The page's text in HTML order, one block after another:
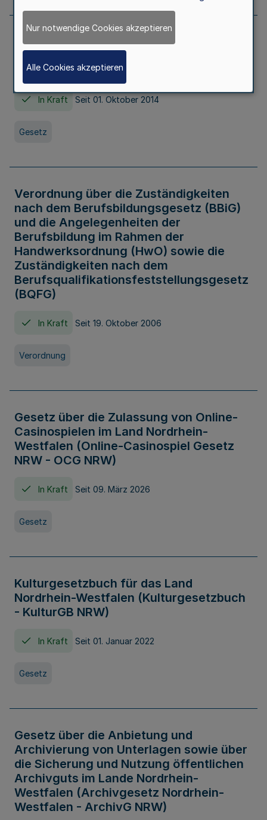
Gesetz über die Hochschulen des Landes
Nordrhein-Westfalen (Hochschulgesetz -
HG)
In Kraft Seit 01. Oktober 2014
Gesetz
Verordnung über die Zuständigkeiten
nach dem Berufsbildungsgesetz (BBiG)
und die Angelegenheiten der
Berufsbildung im Rahmen der
Handwerksordnung (HwO) sowie die
Zuständigkeiten nach dem
Berufsqualifikationsfeststellungsgesetz
(BQFG)
In Kraft Seit 19. Oktober 2006
Verordnung
Gesetz über die Zulassung von Online-
Casinospielen im Land Nordrhein-
Westfalen (Online-Casinospiel Gesetz
NRW - OCG NRW)
In Kraft Seit 09. März 2026
Gesetz
Kulturgesetzbuch für das Land
Nordrhein-Westfalen (Kulturgesetzbuch
- KulturGB NRW)
In Kraft Seit 01. Januar 2022
Gesetz
Gesetz über die Anbietung und
Archivierung von Unterlagen sowie über
die Sicherung und Nutzung öffentlichen
Archivguts im Lande Nordrhein-
Westfalen (Archivgesetz Nordrhein-
Westfalen - ArchivG NRW)
Nur notwendige Cookies akzeptieren
Alle Cookies akzeptieren